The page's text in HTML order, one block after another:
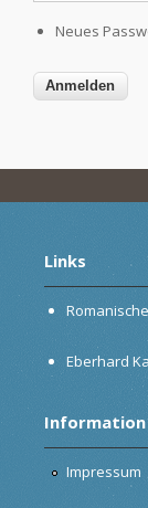
Neues
Links
Eberhard
Information
Impressum